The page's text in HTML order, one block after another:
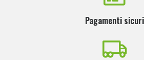
Pagamenti sicuri